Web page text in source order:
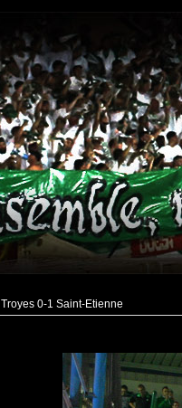
Troyes 0-1 Saint-Etienne